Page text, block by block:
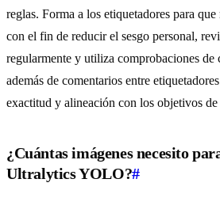
reglas. Forma a los etiquetadores para
con el fin de reducir el sesgo personal,
regularmente y utiliza comprobaciones de
además de comentarios entre
exactitud y alineación con los objetivos
¿Cuántas imágenes necesito
Ultralytics YOLO?#